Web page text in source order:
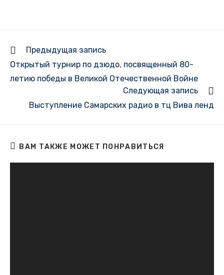
Еще
Предыдущая запись
Открытый турнир по дзюдо, посвященный 80-
летию победы в Великой Отечественной Войне
Следующая запись
Выступление Самарских радио в тц Вива ленд
ВАМ ТАКЖЕ МОЖЕТ ПОНРАВИТЬСЯ